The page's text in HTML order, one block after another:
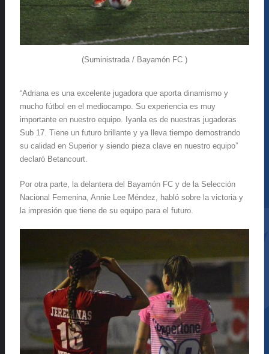
(Suministrada / Bayamón FC )
“Adriana es una excelente jugadora que aporta dinamismo y
mucho fútbol en el mediocampo. Su experiencia es muy
importante en nuestro equipo. Iyanla es de nuestras jugadoras
Sub 17. Tiene un futuro brillante y ya lleva tiempo demostrando
su calidad en Superior y siendo pieza clave en nuestro equipo”
declaró Betancourt.
Por otra parte, la delantera del Bayamón FC y de la Selección
Nacional Femenina, Annie Lee Méndez, habló sobre la victoria y
la impresión que tiene de su equipo para el futuro.